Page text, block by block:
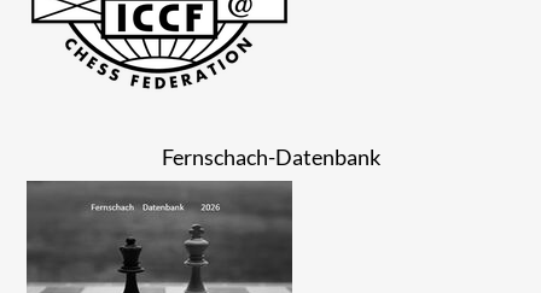
Fernschach-Datenbank